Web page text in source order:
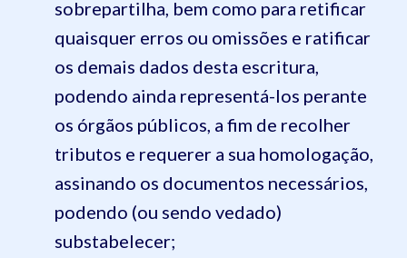
sobrepartilha, bem como para retificar
quaisquer erros ou omissões e ratificar
os demais dados desta escritura,
podendo ainda representá-los perante
os órgãos públicos, a fim de recolher
tributos e requerer a sua homologação,
assinando os documentos necessários,
podendo (ou sendo vedado)
substabelecer;